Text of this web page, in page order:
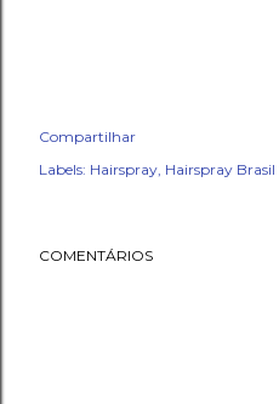
Compartilhar
Labels: Hairspray Hairspray
COMENTÁRIOS